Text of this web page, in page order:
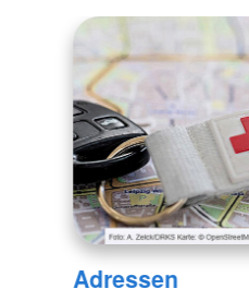
Adressen